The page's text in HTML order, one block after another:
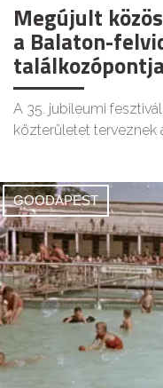
Megújult
a Balaton-
találkozópontja
A 35. jubileumi
közterületet terveznek
GOODAPEST